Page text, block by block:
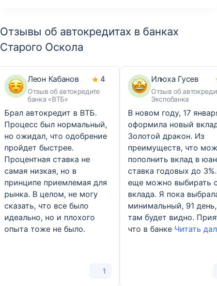
Отзывы об автокредитах в банках
Старого Оскола
Леон Кабанов
Отзыв об автокредите
банка «ВТБ»
4
Брал автокредит в ВТБ.
Процесс был нормальный,
но ожидал, что одобрение
пройдет быстрее.
Процентная ставка не
самая низкая, но в
принципе приемлемая для
рынка. В целом, не могу
сказать, что все было
идеально, но и плохого
опыта тоже не было.
1
Илюха Гусев
Отзыв об
Экспобанка
В новом году, 17
оформила новый
Золотой дракон. Из
преимуществ, что
пополнить вклад в
ставка годовых до
еще можно выбирать
вклада. Я пока
минимальный, 91
там будет видно.
что в банке Читать